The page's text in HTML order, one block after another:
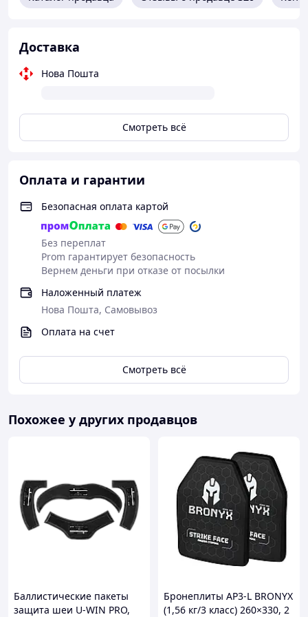
Доставка
Нова Пошта
Смотреть всё
Оплата и гарантии
Безопасная оплата картой
Без переплат
Prom гарантирует безопасность
Вернем деньги при отказе от посылки
Наложенный платеж
Нова Пошта, Самовывоз
Оплата на счет
Смотреть всё
Похожее у других продавцов
Баллистические пакеты
защита шеи U-WIN PRO,
Бронеплиты AP3-L BRONYX
(1,56 кг/3 класс) 260×330, 2